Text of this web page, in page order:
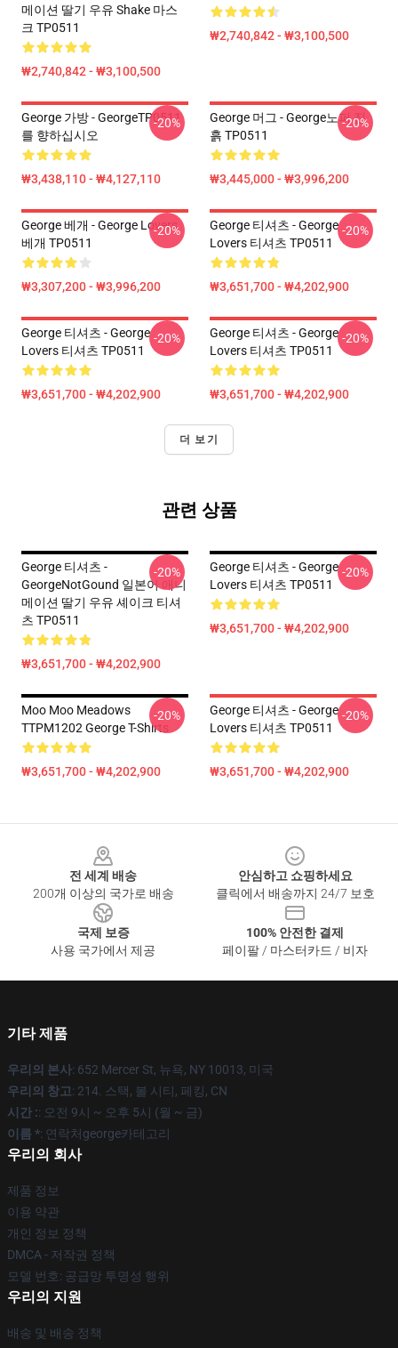
메이션 딸기 우유 Shake 마스
크 TP0511
₩2,740,842 - ₩3,100,500
₩2,740,842 - ₩3,100,500
George 가방 - GeorgeTP0511
를 향하십시오
₩3,438,110 - ₩4,127,110
-20%
George 머그 - George노퍼 진
흙 TP0511
₩3,445,000 - ₩3,996,200
-20%
George 베개 - George Lovers
베개 TP0511
₩3,307,200 - ₩3,996,200
-20%
George 티셔츠 - George
Lovers 티셔츠 TP0511
₩3,651,700 - ₩4,202,900
-20%
George 티셔츠 - George
Lovers 티셔츠 TP0511
₩3,651,700 - ₩4,202,900
-20%
George 티셔츠 - George
Lovers 티셔츠 TP0511
₩3,651,700 - ₩4,202,900
-20%
더 보기
관련 상품
George 티셔츠 -
GeorgeNotGound 일본어 애니
메이션 딸기 우유 셰이크 티셔
츠 TP0511
₩3,651,700 - ₩4,202,900
-20%
George 티셔츠 - George
Lovers 티셔츠 TP0511
₩3,651,700 - ₩4,202,900
-20%
Moo Moo Meadows
TTPM1202 George T-Shirts
₩3,651,700 - ₩4,202,900
-20%
George 티셔츠 - George
Lovers 티셔츠 TP0511
₩3,651,700 - ₩4,202,900
-20%
전 세계 배송
200개 이상의 국가로 배송
안심하고 쇼핑하세요
클릭에서 배송까지 24/7 보호
국제 보증
사용 국가에서 제공
100% 안전한 결제
페이팔 / 마스터카드 / 비자
기타 제품
우리의 본사: 652 Mercer St, 뉴욕, NY 10013, 미국
우리의 창고: 214. 스택, 볼 시티, 페킹, CN
시간 :: 오전 9시 ~ 오후 5시 (월 ~ 금)
이름 *: 연락처george카테고리
우리의 회사
제품 정보
이용 약관
개인 정보 정책
DMCA - 저작권 정책
모델 번호: 공급망 투명성 행위
우리의 지원
배송 및 배송 정책